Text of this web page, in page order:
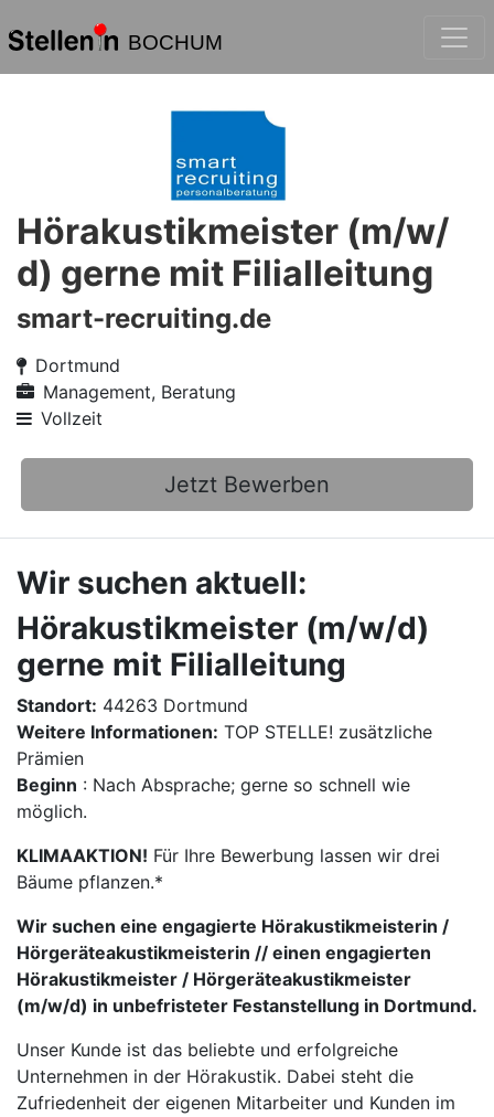
BOCHUM
Hörakustikmeister (m/w/
d) gerne mit Filialleitung
smart-recruiting.de
Dortmund
Management, Beratung
Vollzeit
Jetzt Bewerben
Wir suchen aktuell:
Hörakustikmeister (m/w/d)
gerne mit Filialleitung
Standort: 44263 Dortmund
Weitere Informationen: TOP STELLE! zusätzliche
Prämien
Beginn : Nach Absprache; gerne so schnell wie
möglich.
KLIMAAKTION! Für Ihre Bewerbung lassen wir drei
Bäume pflanzen.*
Wir suchen eine engagierte Hörakustikmeisterin /
Hörgeräteakustikmeisterin // einen engagierten
Hörakustikmeister / Hörgeräteakustikmeister
(m/w/d) in unbefristeter Festanstellung in Dortmund.
Unser Kunde ist das beliebte und erfolgreiche
Unternehmen in der Hörakustik. Dabei steht die
Zufriedenheit der eigenen Mitarbeiter und Kunden im